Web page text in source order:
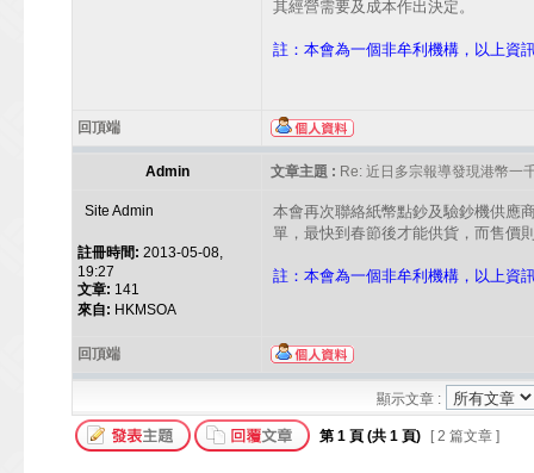
其經營需要及成本作出決定。
註：本會為一個非牟利機構，以上資
回頂端
Admin 文章主題 : Re: 近日多宗報導發現港幣一
Site Admin
註冊時間: 2013-05-08,
19:27
文章: 141
來自: HKMSOA
本會再次聯絡紙幣點鈔及驗鈔機供應
單，最快到春節後才能供貨，而售價
註：本會為一個非牟利機構，以上資
回頂端
顯示文章 :
第 1 頁 (共 1 頁) [ 2 篇文章 ]